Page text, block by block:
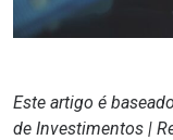
Este artigo é
de Investimentos |